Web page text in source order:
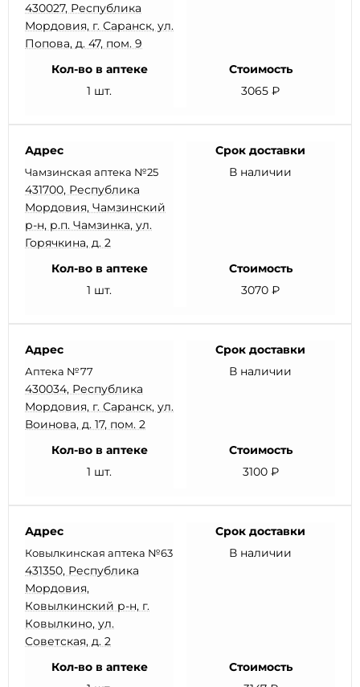
430027, Республика
Мордовия, г. Саранск, ул.
Попова, д. 47, пом. 9
Кол-во в аптеке
1 шт.
Стоимость
3065 ₽
Адрес
Чамзинская аптека №25
431700, Республика
Мордовия, Чамзинский
р-н, р.п. Чамзинка, ул.
Горячкина, д. 2
Срок доставки
В наличии
Кол-во в аптеке
1 шт.
Стоимость
3070 ₽
Адрес
Аптека №77
430034, Республика
Мордовия, г. Саранск, ул.
Воинова, д. 17, пом. 2
Срок доставки
В наличии
Кол-во в аптеке
1 шт.
Стоимость
3100 ₽
Адрес
Ковылкинская аптека №63
431350, Республика
Мордовия,
Ковылкинский р-н, г.
Ковылкино, ул.
Советская, д. 2
Срок доставки
В наличии
Кол-во в аптеке
Стоимость